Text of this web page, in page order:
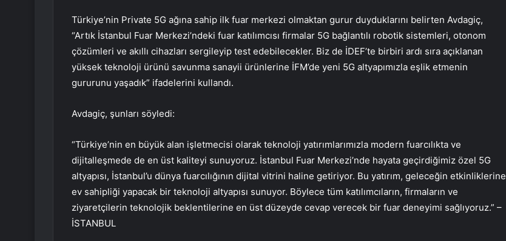
Türkiye’nin Private 5G ağına sahip ilk fuar merkezi olmaktan gurur duyduklarını belirten Avdagiç,
“Artık İstanbul Fuar Merkezi’ndeki fuar katılımcısı firmalar 5G bağlantılı robotik sistemleri, otonom
çözümleri ve akıllı cihazları sergileyip test edebilecekler. Biz de İDEF’te birbiri ardı sıra açıklanan
yüksek teknoloji ürünü savunma sanayii ürünlerine İFM’de yeni 5G altyapımızla eşlik etmenin
gururunu yaşadık” ifadelerini kullandı.
Avdagiç, şunları söyledi:
“Türkiye’nin en büyük alan işletmecisi olarak teknoloji yatırımlarımızla modern fuarcılıkta ve
dijitalleşmede de en üst kaliteyi sunuyoruz. İstanbul Fuar Merkezi’nde hayata geçirdiğimiz özel 5G
altyapısı, İstanbul’u dünya fuarcılığının dijital vitrini haline getiriyor. Bu yatırım, geleceğin etkinliklerine
ev sahipliği yapacak bir teknoloji altyapısı sunuyor. Böylece tüm katılımcıların, firmaların ve
ziyaretçilerin teknolojik beklentilerine en üst düzeyde cevap verecek bir fuar deneyimi sağlıyoruz.” –
İSTANBUL